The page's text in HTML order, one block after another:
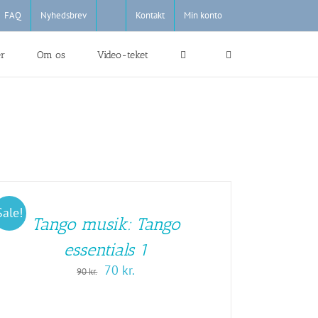
FAQ Nyhedsbrev Kontakt Min konto
Om os Video-teket
Tango musik: Tango
essentials 1
90kr.
Den
70 kr.